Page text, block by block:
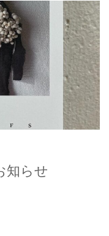
知らせ